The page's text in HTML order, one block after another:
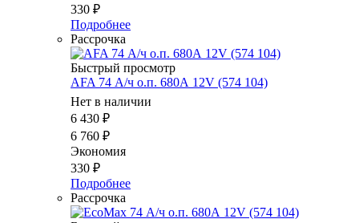
330 ₽
Подробнее
Рассрочка
Быстрый просмотр
AFA 74 А/ч о.п. 680А 12V (574 104)
Нет в наличии
6 430 ₽
6 760 ₽
Экономия
330 ₽
Подробнее
Рассрочка